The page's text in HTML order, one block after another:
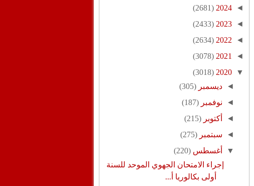
◄
2024
(2681)
◄
2023
(2433)
◄
2022
(2634)
◄
2021
(3078)
▼
2020
(3018)
◄ديسمبر(305)
◄ نوفمبر(187)
◄
أكتوبر(215)
◄ سبتمبر(275)
▼
أغسطس(220)
إجراء الامتحان الجهوي الموحد للسنة
أولى بكالوريا أ...